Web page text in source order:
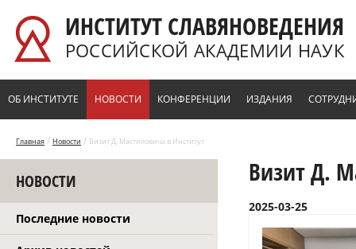
ИНСТИТУТ СЛАВЯНОВЕДЕНИЯ
РОССИЙСКОЙ АКАДЕМИИ НАУК
ОБ ИНСТИТУТЕ НОВОСТИ КОНФЕРЕНЦИИ ИЗДАНИЯ
Главная / Новости / Визит Д. Мастиловича в Институт
НОВОСТИ
Последние новости
Визит Д.
2025-03-25